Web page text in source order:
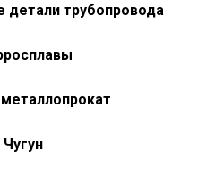
детали трубопровода
Чугун